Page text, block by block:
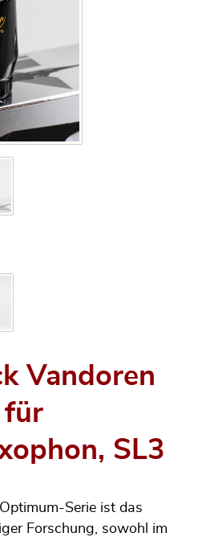
Vandoren
für
SL3
Serie ist das
Forschung, sowohl im